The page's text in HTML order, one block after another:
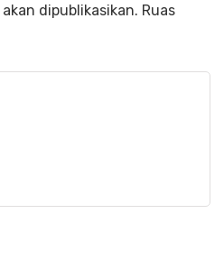
dipublikasikan. Ruas